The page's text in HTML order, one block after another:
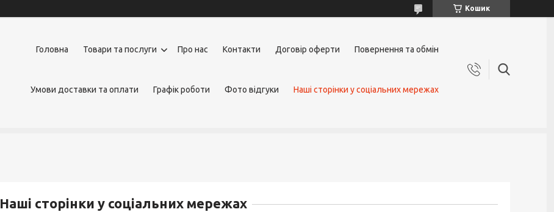
Кошик
Головна Товари та послуги Про нас Контакти Договір оферти Повернення та обмін
Умови доставки та оплати Графік роботи Фото відгуки Наші сторінки у соціальних мережах
Наші сторінки у соціальних мережах